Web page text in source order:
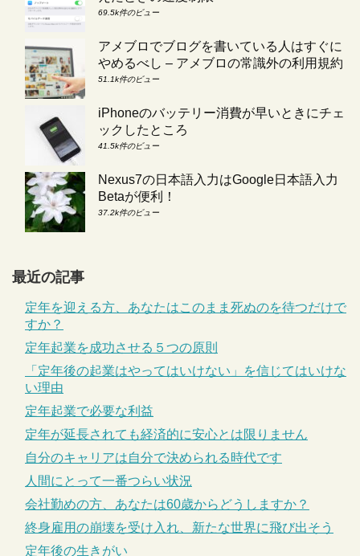
69.5k件のビュー
アメブロでブログを書いている人はすぐに
やめるべし – アメブロの常識外の利用規約
51.1k件のビュー
iPhoneのバッテリー消費が早いときにチェ
ックしたところ
41.5k件のビュー
Nexus7の日本語入力はGoogle日本語入力
Betaが便利！
37.2k件のビュー
最近の記事
定年を迎える方、あなたはこのまま死ぬのを待つだけで
すか？
定年起業を成功させる５つの原則
「定年後の起業はやってはいけない」を信じてはいけな
い理由
定年起業で必要な利益
定年が延長されても経済的に安心とは限りません
自分のキャリアは自分で決められる時代です
人間にとって一番つらい状況
会社勤めの方、あなたは60歳からどうしますか？
終身雇用の崩壊を受け入れ、新たな世界に飛び出そう
定年後の生きがい